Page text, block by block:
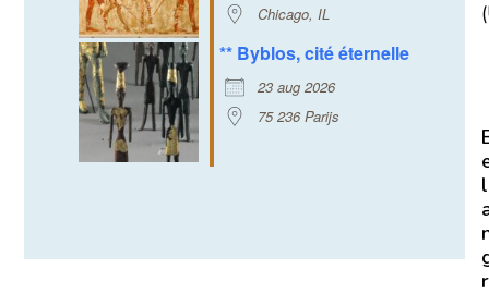
Chicago, IL
** Byblos, cité éternelle
23 aug 2026
75 236 Parijs
l
r